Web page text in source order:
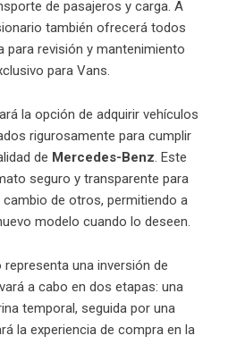
de pasajeros y carga. A
también ofrecerá todos
para revisión y mantenimiento
para Vans.
la opción de adquirir vehículos
rigurosamente para cumplir
de Mercedes-Benz . Este
seguro y transparente para
de otros, permitiendo a
modelo cuando lo deseen.
una inversión de
a cabo en dos etapas: una
temporal, seguida por una
la experiencia de compra en la